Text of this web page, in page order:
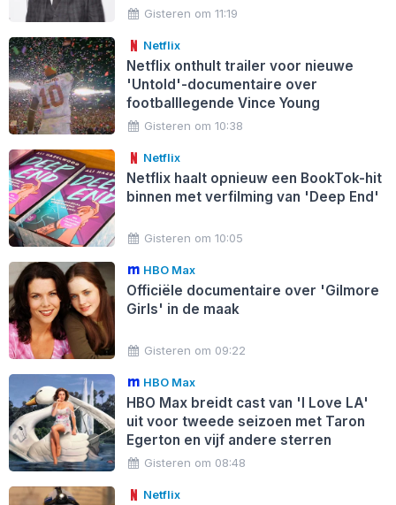
Gisteren om 11:19
Netflix
Netflix onthult trailer voor nieuwe
'Untold'-documentaire over
footballlegende Vince Young
Gisteren om 10:38
Netflix
Netflix haalt opnieuw een BookTok-hit
binnen met verfilming van 'Deep End'
Gisteren om 10:05
HBO Max
Officiële documentaire over 'Gilmore
Girls' in de maak
Gisteren om 09:22
HBO Max
HBO Max breidt cast van 'I Love LA'
uit voor tweede seizoen met Taron
Egerton en vijf andere sterren
Gisteren om 08:48
Netflix